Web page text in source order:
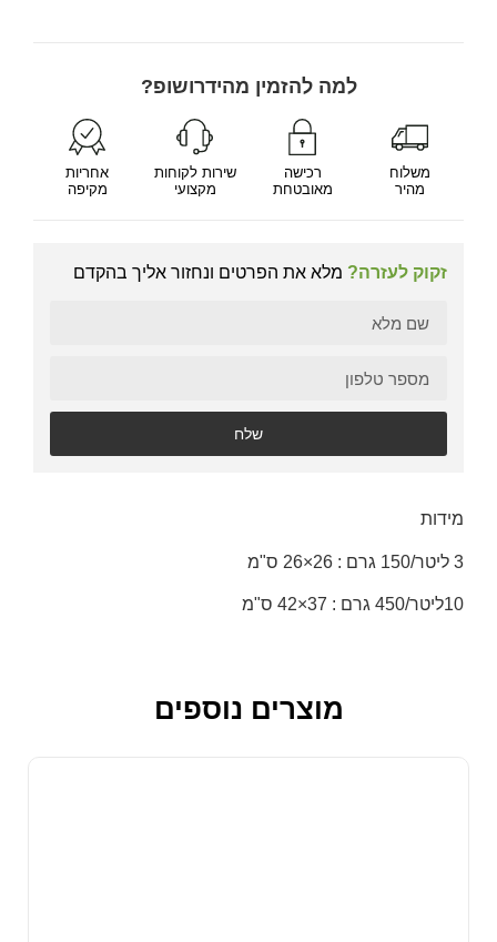
למה להזמין מהידרושופ?
משלוח
מהיר
רכישה
מאובטחת
שירות לקוחות
מקצועי
אחריות
מקיפה
זקוק לעזרה? מלא את הפרטים ונחזור אליך בהקדם
שלח
מידות
3 ליטר/150 גרם : 26×26 ס"מ
10ליטר/450 גרם : 37×42 ס"מ
מוצרים נוספים